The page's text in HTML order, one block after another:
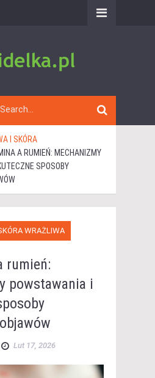
I SKÓRA
A RUMIEŃ: MECHANIZMY
SPOSOBY
WRAŻLIWA
rumień:
powstawania i
Lut 17, 2026